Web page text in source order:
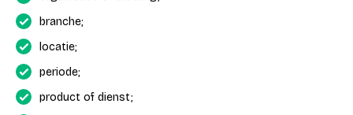
branche;
locatie;
periode;
product of dienst;